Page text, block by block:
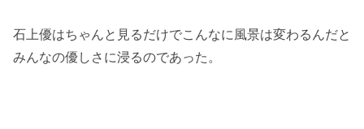
石上優はちゃんと見るだけでこんなに風景は変わるんだと
みんなの優しさに浸るのであった。